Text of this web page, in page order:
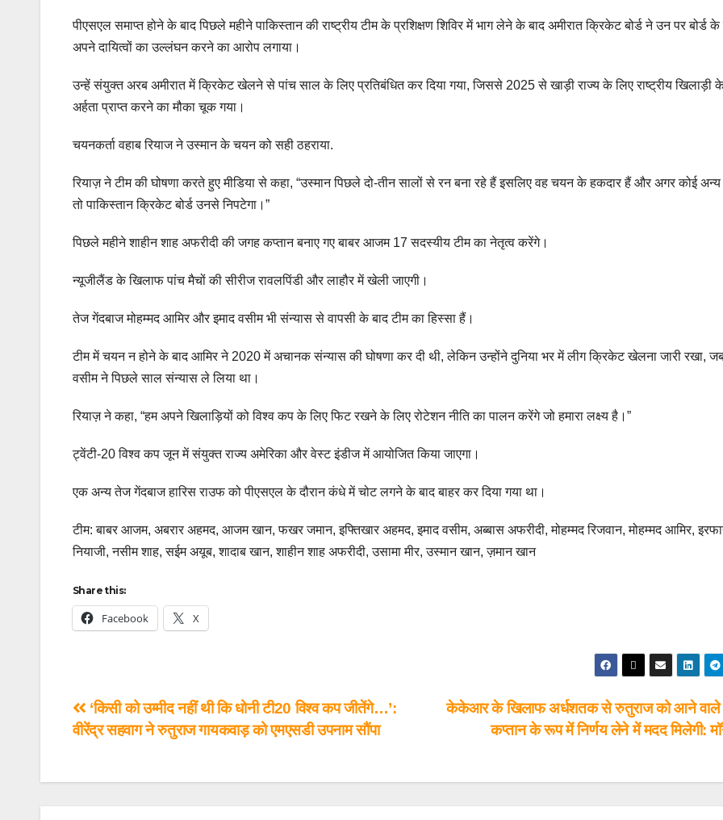
पीएसएल समाप्त होने के बाद पिछले महीने पाकिस्तान की राष्ट्रीय टीम के प्रशिक्षण शिविर में भाग लेने के बाद अमीरात क्रिकेट बोर्ड ने उन पर बोर्ड के
अपने दायित्वों का उल्लंघन करने का आरोप लगाया।
उन्हें संयुक्त अरब अमीरात में क्रिकेट खेलने से पांच साल के लिए प्रतिबंधित कर दिया गया, जिससे 2025 से खाड़ी राज्य के लिए राष्ट्रीय खिलाड़ी
अर्हता प्राप्त करने का मौका चूक गया।
चयनकर्ता वहाब रियाज ने उस्मान के चयन को सही ठहराया.
रियाज़ ने टीम की घोषणा करते हुए मीडिया से कहा, “उस्मान पिछले दो-तीन सालों से रन बना रहे हैं इसलिए वह चयन के हकदार हैं और अगर कोई अन्य
तो पाकिस्तान क्रिकेट बोर्ड उनसे निपटेगा।”
पिछले महीने शाहीन शाह अफरीदी की जगह कप्तान बनाए गए बाबर आजम 17 सदस्यीय टीम का नेतृत्व करेंगे।
न्यूजीलैंड के खिलाफ पांच मैचों की सीरीज रावलपिंडी और लाहौर में खेली जाएगी।
तेज गेंदबाज मोहम्मद आमिर और इमाद वसीम भी संन्यास से वापसी के बाद टीम का हिस्सा हैं।
टीम में चयन न होने के बाद आमिर ने 2020 में अचानक संन्यास की घोषणा कर दी थी, लेकिन उन्होंने दुनिया भर में लीग क्रिकेट खेलना जारी रखा,
वसीम ने पिछले साल संन्यास ले लिया था।
रियाज़ ने कहा, “हम अपने खिलाड़ियों को विश्व कप के लिए फिट रखने के लिए रोटेशन नीति का पालन करेंगे जो हमारा लक्ष्य है।”
ट्वेंटी-20 विश्व कप जून में संयुक्त राज्य अमेरिका और वेस्ट इंडीज में आयोजित किया जाएगा।
एक अन्य तेज गेंदबाज हारिस राउफ को पीएसएल के दौरान कंधे में चोट लगने के बाद बाहर कर दिया गया था।
टीम: बाबर आजम, अबरार अहमद, आजम खान, फखर जमान, इफ्तिखार अहमद, इमाद वसीम, अब्बास अफरीदी, मोहम्मद रिजवान, मोहम्मद आमिर,
नियाजी, नसीम शाह, सईम अयूब, शादाब खान, शाहीन शाह अफरीदी, उसामा मीर, उस्मान खान, ज़मान खान
Share this:
Facebook X
केकेआर के खिलाफ अर्धशतक से रुतुराज को आने वाले
कप्तान के रूप में निर्णय लेने में मदद मिलेगी:
‘किसी को उम्मीद नहीं थी कि धोनी टी20 विश्व कप जीतेंगे…’:
वीरेंद्र सहवाग ने रुतुराज गायकवाड़ को एमएसडी उपनाम सौंपा